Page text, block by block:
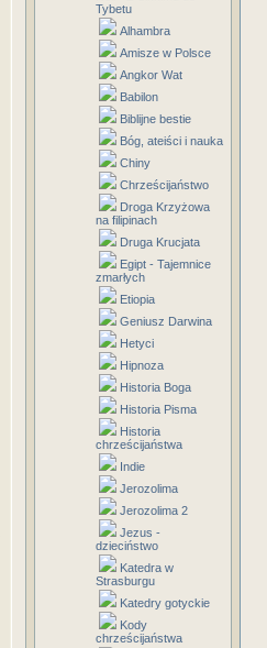
Tybetu
Alhambra
Amisze w Polsce
Angkor Wat
Babilon
Biblijne bestie
Bóg, ateiści i nauka
Chiny
Chrześcijaństwo
Droga Krzyżowa
na filipinach
Druga Krucjata
Egipt - Tajemnice
zmarłych
Etiopia
Geniusz Darwina
Hetyci
Hipnoza
Historia Boga
Historia Pisma
Historia
chrześcijaństwa
Indie
Jerozolima
Jerozolima 2
Jezus -
dzieciństwo
Katedra w
Strasburgu
Katedry gotyckie
Kody
chrześcijaństwa